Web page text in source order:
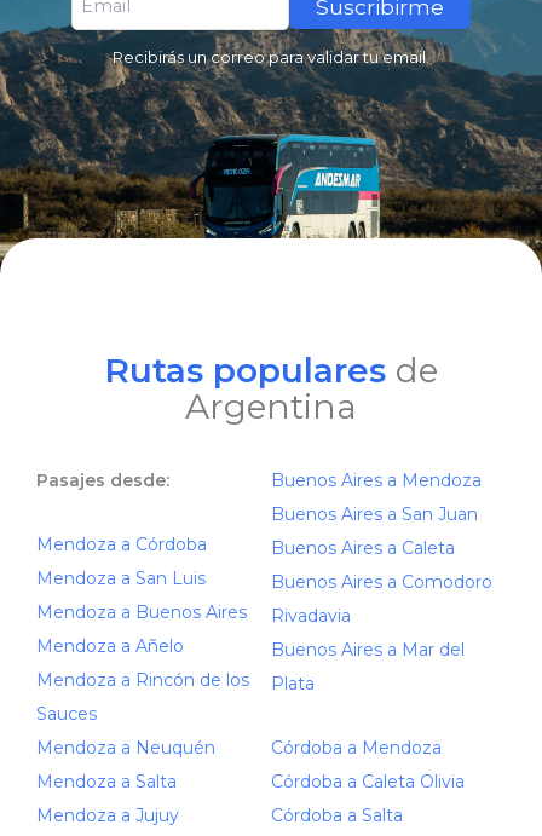
Suscribirme
Recibirás un correo para validar tu email.
Rutas populares de
Argentina
Pasajes desde:
Mendoza a Córdoba
Mendoza a San Luis
Mendoza a Buenos Aires
Mendoza a Añelo
Mendoza a Rincón de los
Sauces
Mendoza a Neuquén
Mendoza a Salta
Mendoza a Jujuy
Buenos Aires a Mendoza
Buenos Aires a San Juan
Buenos Aires a Caleta
Buenos Aires a Comodoro
Rivadavia
Buenos Aires a Mar del
Plata
Córdoba a Mendoza
Córdoba a Caleta Olivia
Córdoba a Salta